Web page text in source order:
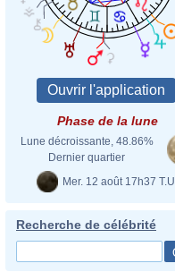
Phase de la lune
Lune décroissante, 48.86%
Dernier quartier
Mer. 12 août 17h37 T.U.
Recherche de célébrité